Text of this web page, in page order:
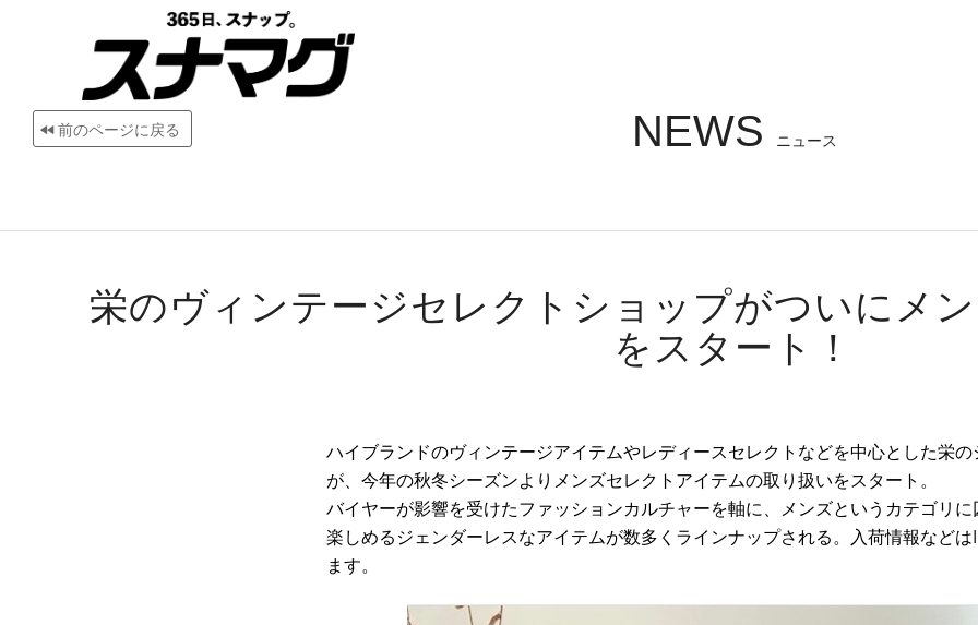
前のページに戻る NEWS ニュース
栄のヴィンテージセレクトショップがついにメ
をスタート！
ハイブランドのヴィンテージアイテムやレディースセレクトなどを中心とした栄の
が、今年の秋冬シーズンよりメンズセレクトアイテムの取り扱いをスタート。
バイヤーが影響を受けたファッションカルチャーを軸に、メンズというカテゴリに
楽しめるジェンダーレスなアイテムが数多くラインナップされる。入荷情報などは
ます。